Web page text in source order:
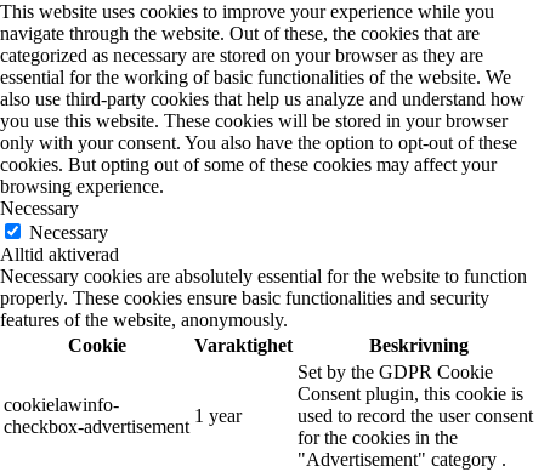
This website uses cookies to improve your experience while you
navigate through the website. Out of these, the cookies that are
categorized as necessary are stored on your browser as they are
essential for the working of basic functionalities of the website. We
also use third-party cookies that help us analyze and understand how
you use this website. These cookies will be stored in your browser
only with your consent. You also have the option to opt-out of these
cookies. But opting out of some of these cookies may affect your
browsing experience.
Necessary
Necessary
Alltid aktiverad
Necessary cookies are absolutely essential for the website to function
properly. These cookies ensure basic functionalities and security
features of the website, anonymously.
Cookie
Varaktighet Beskrivning
cookielawinfo-
checkbox-advertisement
1 year
Set by the GDPR Cookie
Consent plugin, this cookie is
used to record the user consent
for the cookies in the
"Advertisement" category .